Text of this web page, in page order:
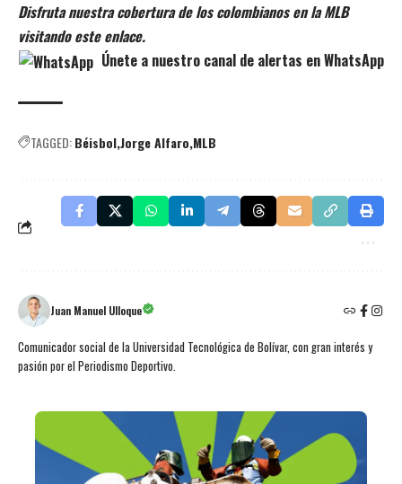
Disfruta nuestra cobertura de los colombianos en la MLB
visitando este enlace.
Únete a nuestro canal de alertas en WhatsApp
TAGGED:BéisbolJorge Alfaro MLB
Juan Manuel Ulloque
Comunicador social de la Universidad Tecnológica de Bolívar, con gran interés y
pasión por el Periodismo Deportivo.